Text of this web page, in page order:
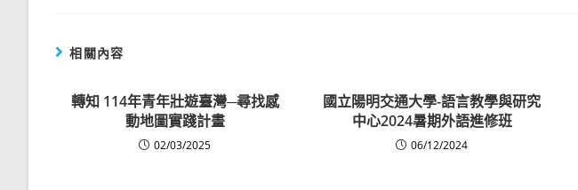
相關內容
轉知 114年青年壯遊臺灣─尋找感
動地圖實踐計畫
02/03/2025
國立陽明交通大學-語言教學與研究
中心2024暑期外語進修班
06/12/2024